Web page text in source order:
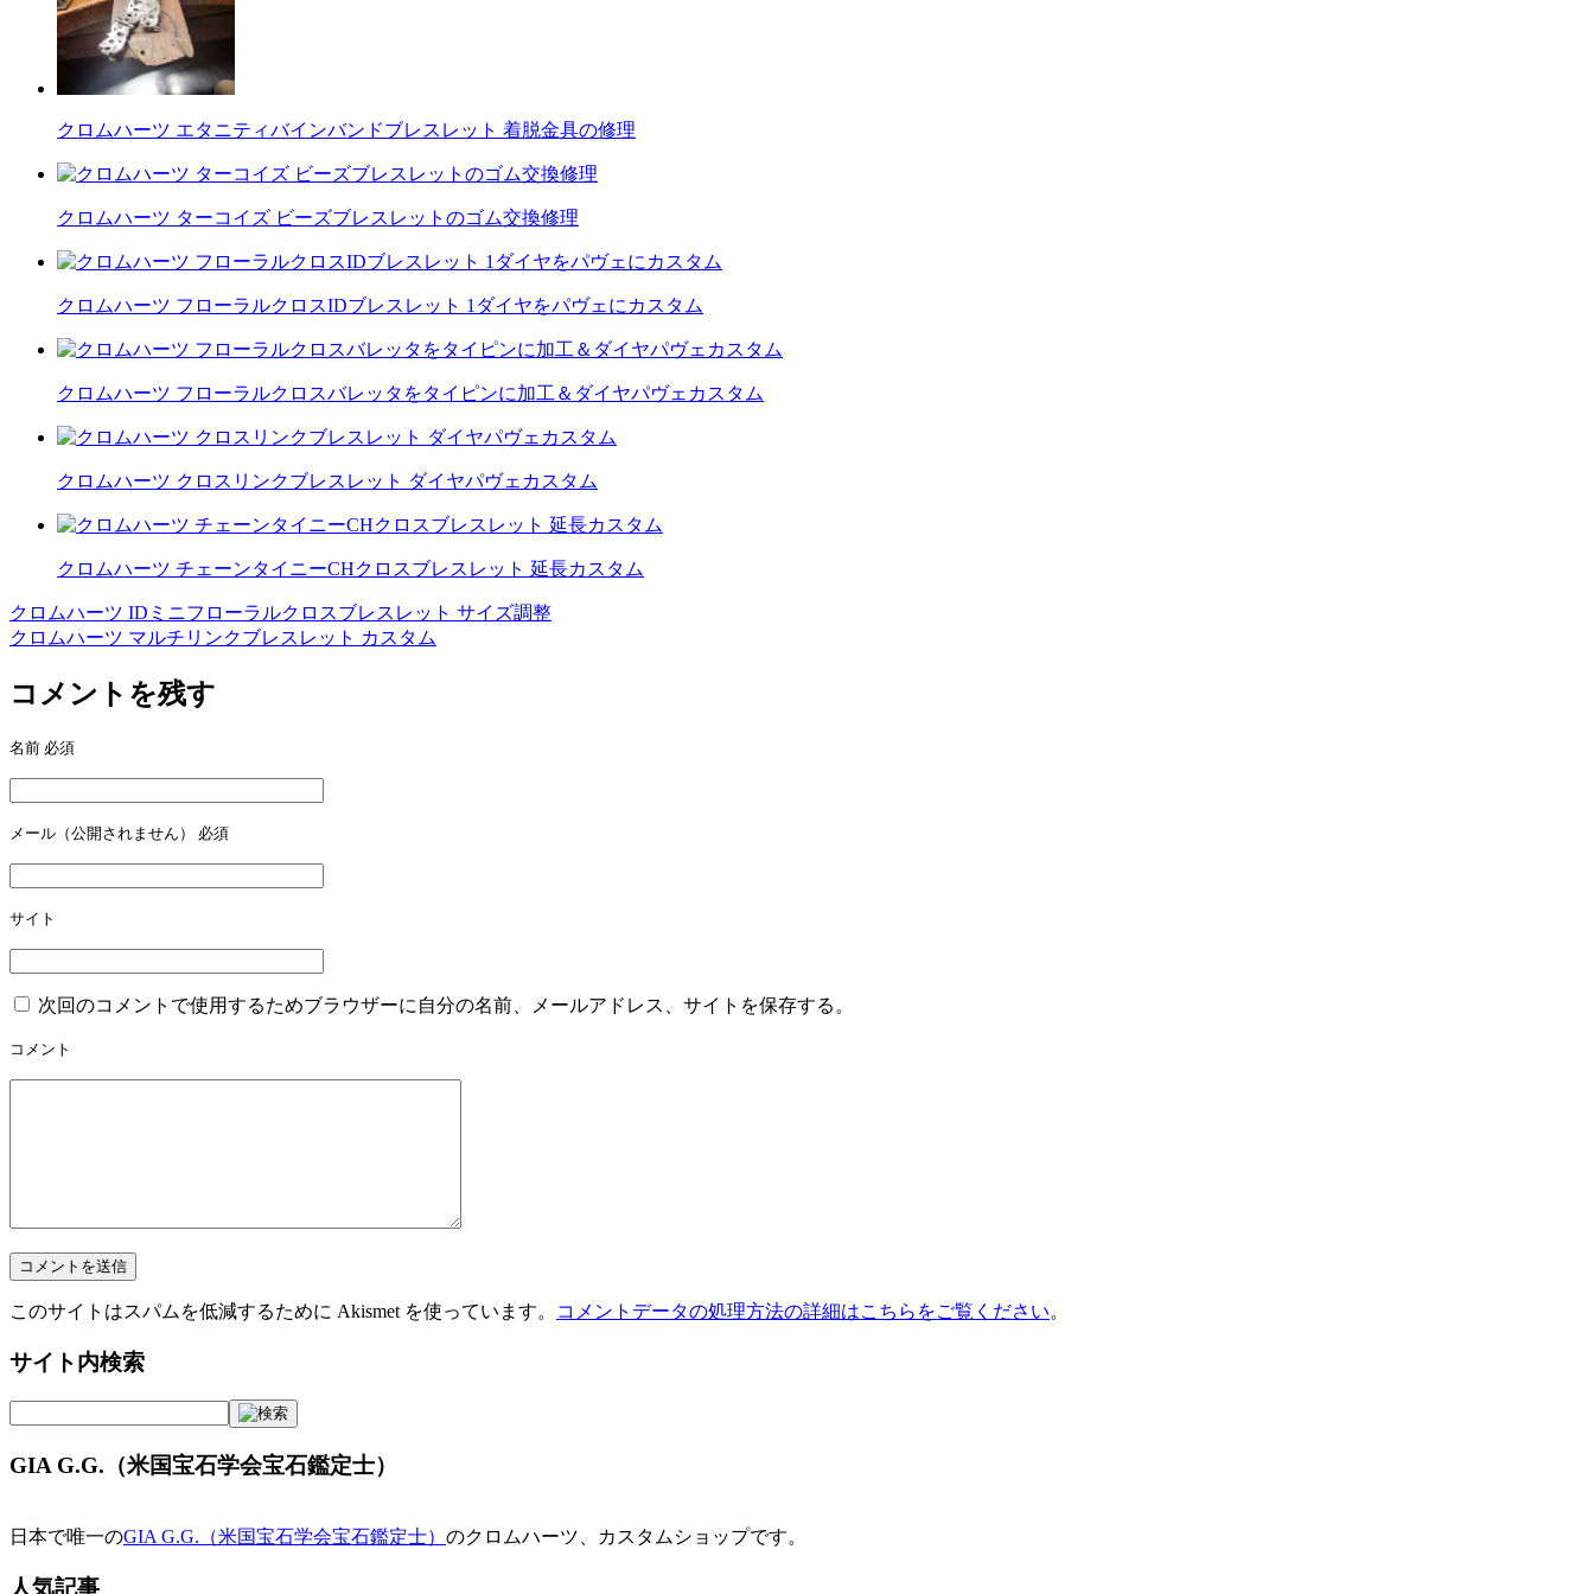
クロムハーツ エタニティバインバンドブレスレット 着脱金具の修理
クロムハーツ ターコイズ ビーズブレスレットのゴム交換修理
クロムハーツ フローラルクロスIDブレスレット 1ダイヤをパヴェにカスタム
クロムハーツ フローラルクロスバレッタをタイピンに加工＆ダイヤパヴェカスタム
クロムハーツ クロスリンクブレスレット ダイヤパヴェカスタム
クロムハーツ チェーンタイニーCHクロスブレスレット 延長カスタム
投
ナ
ビ
ゲ
ー
シ
ョ
ン
クロムハーツ IDミニフローラルクロスブレスレット サイズ調整
クロムハーツ マルチリンクブレスレット カスタム
コメントを残す
名前 必須
メール（公開されません） 必須
サイト
次回のコメントで使用するためブラウザーに自分の名前、メールアドレス、サイトを保存する。
コメント
このサイトはスパムを低減するために Akismet を使っています。 コメントデータの処理方法の詳細はこちらをご覧ください。
サイト内検索
GIA G.G.（米国宝石学会宝石鑑定士）
日本で唯一のGIA G.G.（米国宝石学会宝石鑑定士） のクロムハーツ、カスタムショップです。
人気記事